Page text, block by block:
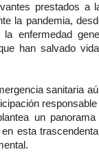
prestados a
la pandemia,
la enfermedad
han salvado
sanitaria
un
esta